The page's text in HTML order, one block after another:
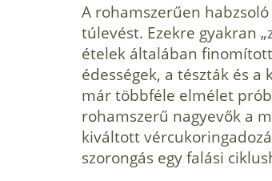
A rohamszerűen
túlevést. Ezekre gyakran
ételek általában
édességek, a tészták és
már többféle elmélet
rohamszerű nagyevők a
kiváltott
szorongás egy falási